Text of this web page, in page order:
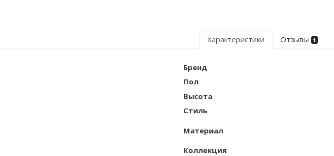
Характеристики Отзывы 1
Бренд
Пол
Высота
Стиль
Материал
Коллекция